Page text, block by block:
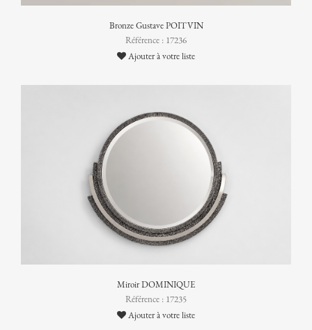
Bronze Gustave POITVIN
Référence : 17236
Ajouter à votre liste
Miroir DOMINIQUE
Référence : 17235
Ajouter à votre liste